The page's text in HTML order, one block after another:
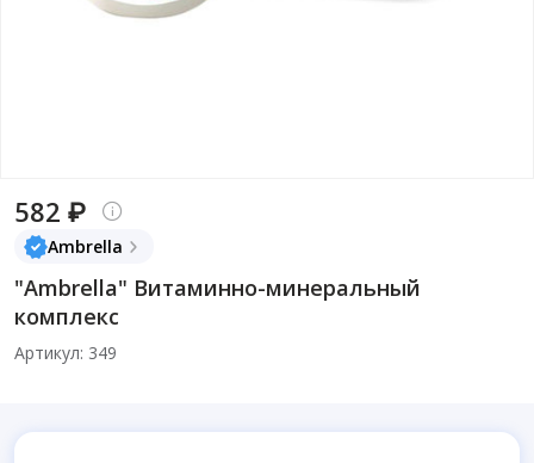
582 ₽
Ambrella
"Ambrella" Витаминно-минеральный
комплекс
Артикул: 349